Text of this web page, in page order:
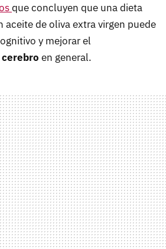
que concluyen que una dieta
aceite de oliva extra virgen puede
y mejorar el
cerebro en general.